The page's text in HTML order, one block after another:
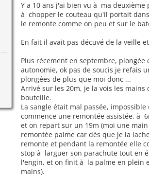
Y a 10 ans j'ai bien vu à ma
à chopper le couteau qu'il portait
le remonte comme on peu et sur le
En fait il avait pas décuvé de la veille
Plus récement en septembre,
autonomie, ok pas de soucis je refais
plongées de plus que moi donc ...
Arrivé sur les 20m, je la vois les
bouteille.
La sangle était mal passée,
commence une remontée assistée, à
et on repart sur un 19m (moi une
remontée palme car dès que je la
remonte et pendant la remontée elle
stop à larguer son parachute tout en
l'engin, et on finit à la palme en plein
mains).